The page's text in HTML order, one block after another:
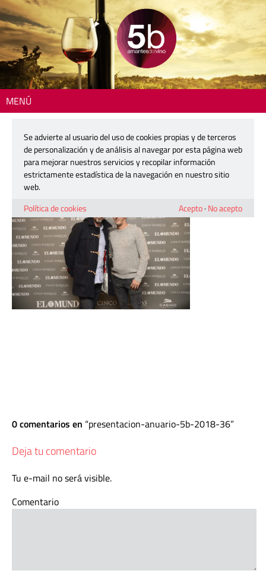
MENÚ
presentacion-anuario-5b-2018-36
7 diciembre, 2018
0 comentarios en presentacion-anuario-5b-2018-36
Deja tu comentario
Tu e-mail no será visible.
Comentario
Se advierte al usuario del uso de cookies propias y de terceros
de personalización y de análisis al navegar por esta página web
para mejorar nuestros servicios y recopilar información
estrictamente estadística de la navegación en nuestro sitio
web.
Política de cookies
Acepto· No acepto